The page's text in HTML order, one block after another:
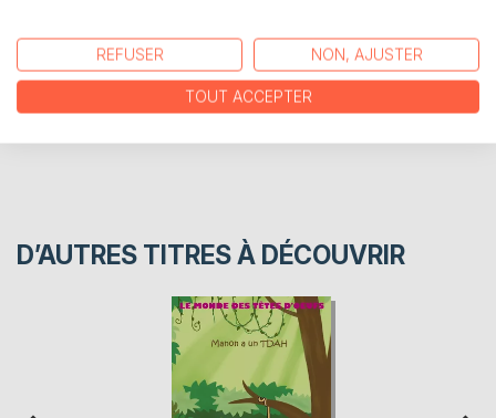
CRITIQUES PRESSE
D’AUTRES TITRES À DÉCOUVRIR
REFUSER NON, AJUSTER
TOUT ACCEPTER